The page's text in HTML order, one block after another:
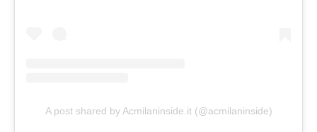
A post shared by Acmilaninside.it (@acmilaninside)